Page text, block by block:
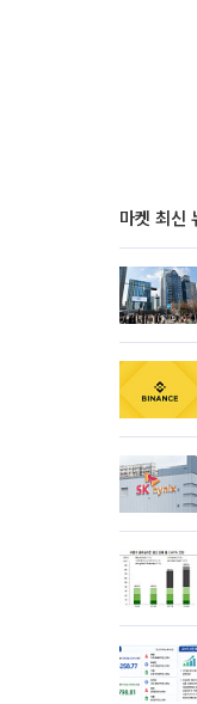
마켓 최신